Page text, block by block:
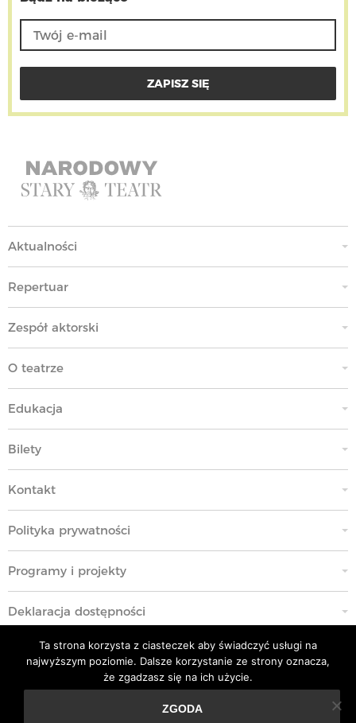
Aktualności
Repertuar
Zespół aktorski
O teatrze
Edukacja
Bilety
Kontakt
Polityka prywatności
Programy i projekty
Deklaracja dostępności
Standardy Ochrony Małoletnich
Polityka przeciwko molestowaniu w miejscu pracy
Ta strona korzysta z ciasteczek aby świadczyć usługi na
najwyższym poziomie. Dalsze korzystanie ze strony oznacza,
że zgadzasz się na ich użycie.
ZGODA